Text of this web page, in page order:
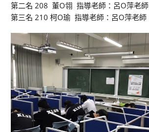
第二名 208 董O翎 指導老師：呂O萍老師
第三名 210 柯O瑜 指導老師：呂O萍老師